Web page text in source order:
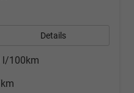
Details
l/100km